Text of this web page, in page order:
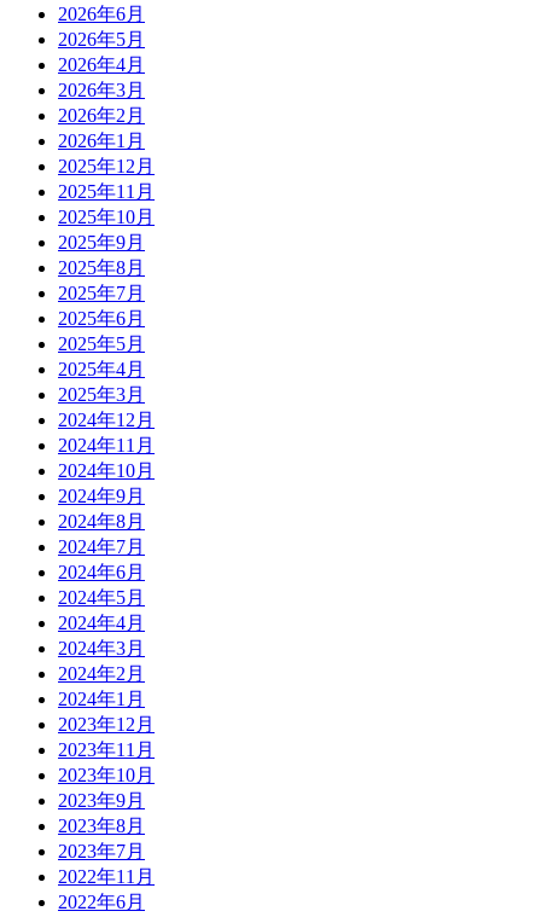
2026年6月
2026年5月
2026年4月
2026年3月
2026年2月
2026年1月
2025年12月
2025年11月
2025年10月
2025年9月
2025年8月
2025年7月
2025年6月
2025年5月
2025年4月
2025年3月
2024年12月
2024年11月
2024年10月
2024年9月
2024年8月
2024年7月
2024年6月
2024年5月
2024年4月
2024年3月
2024年2月
2024年1月
2023年12月
2023年11月
2023年10月
2023年9月
2023年8月
2023年7月
2022年11月
2022年6月